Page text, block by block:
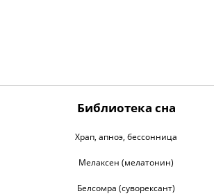
Библиотека сна
Храп, апноэ, бессонница
Мелаксен (мелатонин)
Белсомра (суворексант)